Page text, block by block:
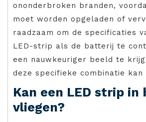
ononderbroken branden,
moet worden opgeladen of
raadzaam om de specificaties
LED-strip als de batterij te
een nauwkeuriger beeld te
deze specifieke combinatie kan
Kan een LED strip in
vliegen?